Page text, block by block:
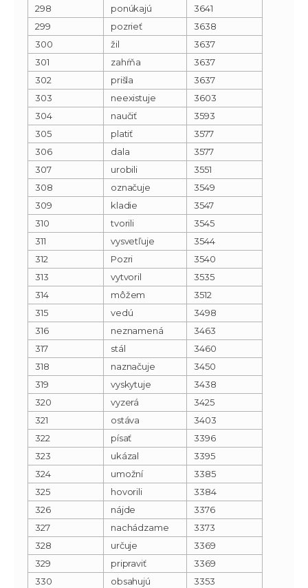
298 ponúkajú
3641
299
pozrieť
3638
300
žil
3637
301
zahŕňa
3637
302
prišla
3637
303
neexistuje
3603
304
naučiť
3593
305
platiť
3577
306
dala
3577
307
urobili
3551
308
označuje
3549
309
kladie
3547
310
tvorili
3545
311
vysvetľuje
3544
312
Pozri
3540
313
vytvoril
3535
314
môžem
3512
315
vedú
3498
316
neznamená
3463
317
stál
3460
318
naznačuje
3450
319
vyskytuje
3438
320
vyzerá
3425
321
ostáva
3403
322
písať
3396
323
ukázal
3395
324
umožní
3385
325
hovorili
3384
326
nájde
3376
327
nachádzame
3373
328
určuje
3369
329
pripraviť
3369
330
obsahujú
3353